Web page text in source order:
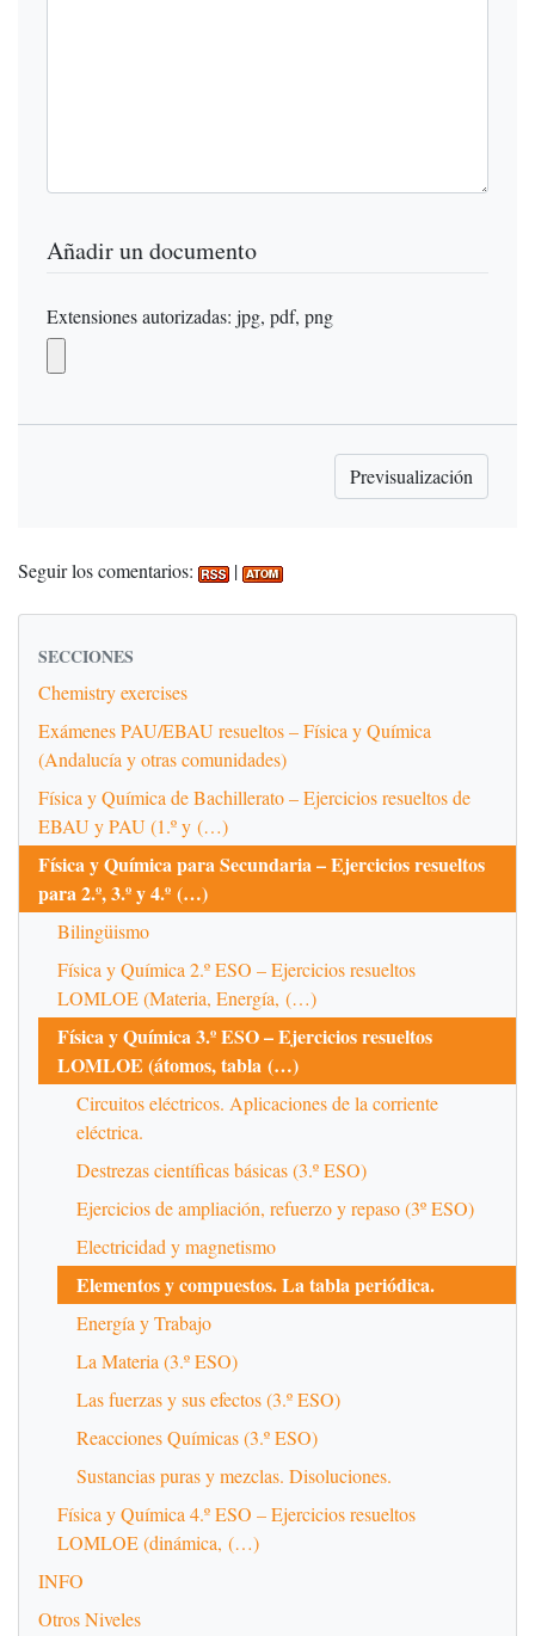
Añadir un documento
Extensiones autorizadas: jpg, pdf, png
Seguir los comentarios: |
SECCIONES
Chemistry exercises
Exámenes PAU/EBAU resueltos – Física y Química
(Andalucía y otras comunidades)
Física y Química de Bachillerato – Ejercicios resueltos de
EBAU y PAU (1.º y (…)
Física y Química para Secundaria – Ejercicios resueltos
para 2.º, 3.º y 4.º (…)
Bilingüismo
Física y Química 2.º ESO – Ejercicios resueltos
LOMLOE (Materia, Energía, (…)
Física y Química 3.º ESO – Ejercicios resueltos
LOMLOE (átomos, tabla (…)
Circuitos eléctricos. Aplicaciones de la corriente
eléctrica.
Destrezas científicas básicas (3.º ESO)
Ejercicios de ampliación, refuerzo y repaso (3º ESO)
Electricidad y magnetismo
Elementos y compuestos. La tabla periódica.
Energía y Trabajo
La Materia (3.º ESO)
Las fuerzas y sus efectos (3.º ESO)
Reacciones Químicas (3.º ESO)
Sustancias puras y mezclas. Disoluciones.
Física y Química 4.º ESO – Ejercicios resueltos
LOMLOE (dinámica, (…)
INFO
Otros Niveles